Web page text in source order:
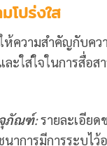
โปร่งใส
ห้ความสำคัญกับคว
ะใส่ใจในการสื่อส
ภัณฑ์:รายละเอียด
าการมีการระบุไว้